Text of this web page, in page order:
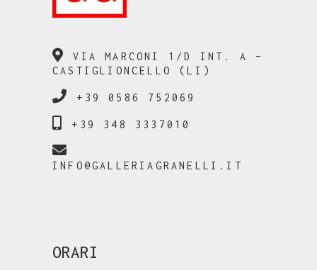
VIA MARCONI 1/D INT. A –
CASTIGLIONCELLO (LI)
+39 0586 752069
+39 348 3337010
INFO@GALLERIAGRANELLI.IT
ORARI